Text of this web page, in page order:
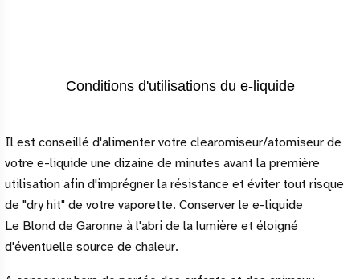
Conditions d'utilisations du e-liquide
Il est conseillé d'alimenter votre clearomiseur/atomiseur de
votre e-liquide une dizaine de minutes avant la première
utilisation afin d'imprégner la résistance et éviter tout risque
de "dry hit" de votre vaporette. Conserver le e-liquide
Le Blond de Garonne à l'abri de la lumière et éloigné
d'éventuelle source de chaleur.